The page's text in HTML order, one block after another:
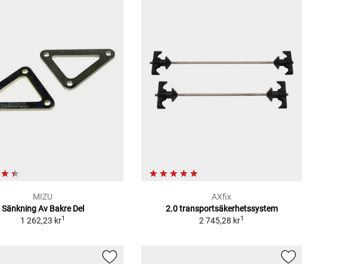
MIZU
Sänkning Av Bakre Del
1 262,23 kr1
AXfix
2.0 transportsäkerhetssystem
2 745,28 kr1